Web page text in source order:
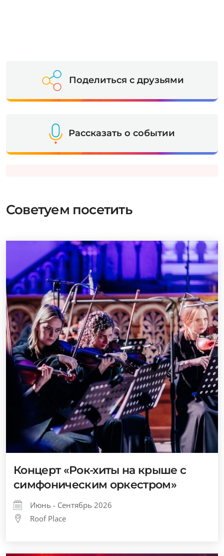
Поделиться с друзьями
Рассказать о событии
Советуем посетить
Концерт «Рок-хиты на крыше с
симфоническим оркестром»
Июнь - Сентябрь 2026
Roof Place